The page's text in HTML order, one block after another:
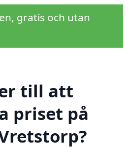
gratis och utan
till att
priset på